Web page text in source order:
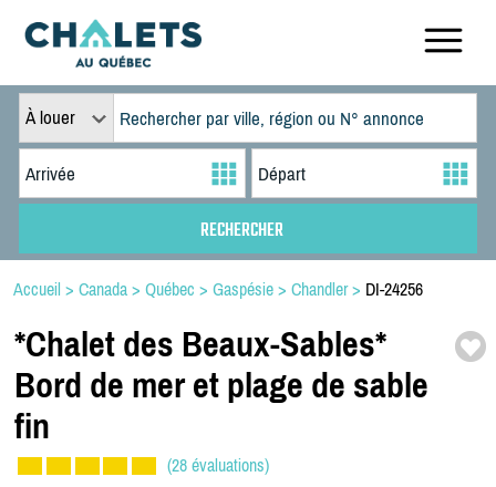
À louer
Accueil > Canada > Québec > Gaspésie > Chandler> DI-24256
*Chalet des Beaux-Sables*
Bord de mer et plage de sable
fin
(28 évaluations)